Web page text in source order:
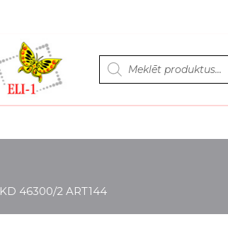
Products
search
KD 46300/2 ART144